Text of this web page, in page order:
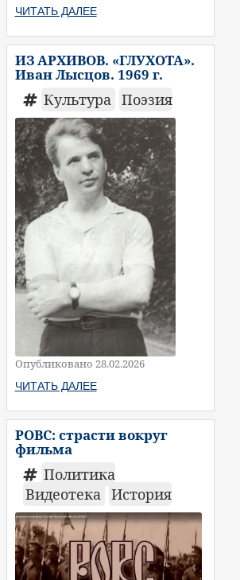
ЧИТАТЬ ДАЛЕЕ
ИЗ АРХИВОВ. «ГЛУХОТА».
Иван Лысцов. 1969 г.
Культура Поэзия
Опубликовано 28.02.2026
ЧИТАТЬ ДАЛЕЕ
РОВС: страсти вокруг
фильма
Политика
Видеотека История